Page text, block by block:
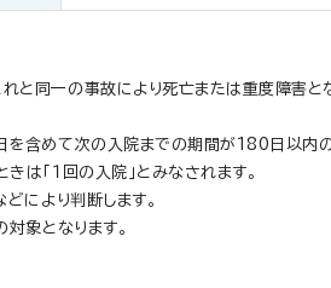
同一の事故により死亡または重度障害
含めて次の入院までの期間が180日以内の
「１回の入院」とみなされます。
により判断します。
象となります。